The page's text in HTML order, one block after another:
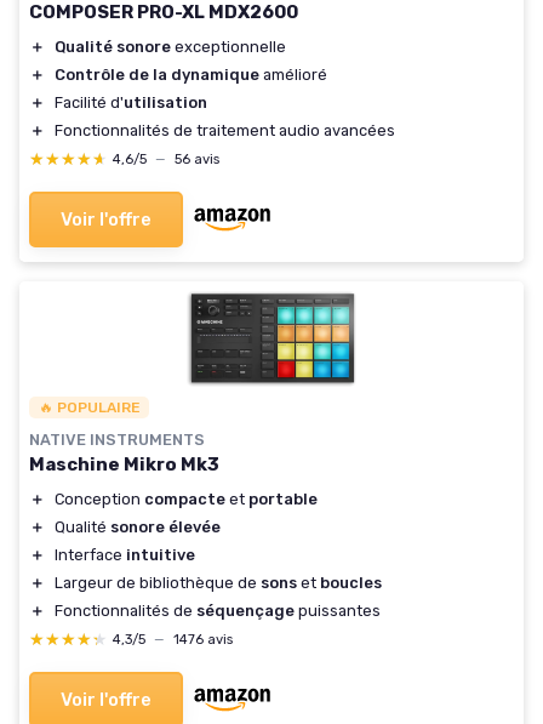
COMPOSER PRO-XL MDX2600
＋ Qualité sonore exceptionnelle
＋
Contrôle de la dynamique amélioré
＋
Facilité d'utilisation
＋
Fonctionnalités de traitement audio avancées
★★★★★
★★★★★ 4,6/5 — 56 avis
Voir l'offre
🔥 POPULAIRE
NATIVE INSTRUMENTS
Maschine Mikro Mk3
＋ Conception compacte et portable
＋
Qualité sonore élevée
＋
Interface intuitive
＋
Largeur de bibliothèque de sons et boucles
＋
Fonctionnalités de séquençage puissantes
★★★★★
★★★★★ 4,3/5 — 1476 avis
Voir l'offre